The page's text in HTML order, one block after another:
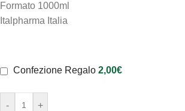
Formato 1000ml
Italpharma Italia
- +
Confezione Regalo 2,00€